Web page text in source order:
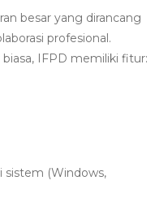
besar yang dirancang
profesional.
IFPD memiliki fitur:
sistem (Windows,